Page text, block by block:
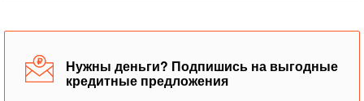
Нужны деньги? Подпишись на выгодные
кредитные предложения